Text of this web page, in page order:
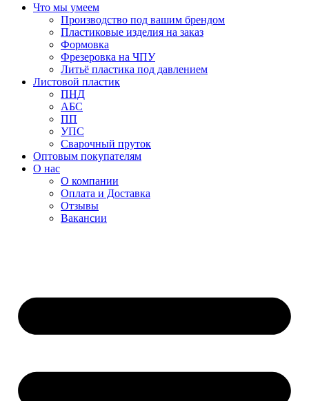
Что мы умеем
Производство под вашим брендом
Пластиковые изделия на заказ
Формовка
Фрезеровка на ЧПУ
Литьё пластика под давлением
Листовой пластик
ПНД
АБС
ПП
УПС
Сварочный пруток
Оптовым покупателям
О нас
О компании
Оплата и Доставка
Отзывы
Вакансии